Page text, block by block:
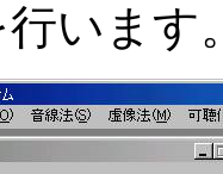
います。